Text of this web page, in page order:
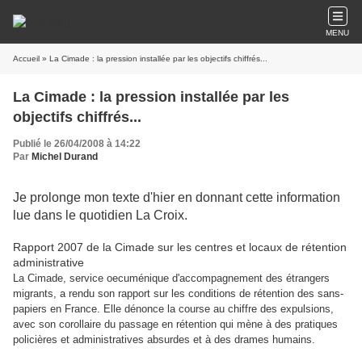
MENU
Accueil » La Cimade : la pression installée par les objectifs chiffrés...
La Cimade : la pression installée par les
objectifs chiffrés...
Publié le 26/04/2008 à 14:22
Par Michel Durand
Je prolonge mon texte d'hier en donnant cette information
lue dans le quotidien La Croix.
Rapport 2007 de la Cimade sur les centres et locaux de rétention
administrative
La Cimade, service oecuménique d'accompagnement des étrangers
migrants, a rendu son rapport sur les conditions de rétention des sans-
papiers en France. Elle dénonce la course au chiffre des expulsions,
avec son corollaire du passage en rétention qui mène à des pratiques
policières et administratives absurdes et à des drames humains.